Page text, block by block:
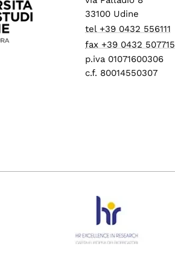
33100 Udine
tel +39 0432 556111
fax +39 0432 507715
p.iva 01071600306
c.f. 80014550307